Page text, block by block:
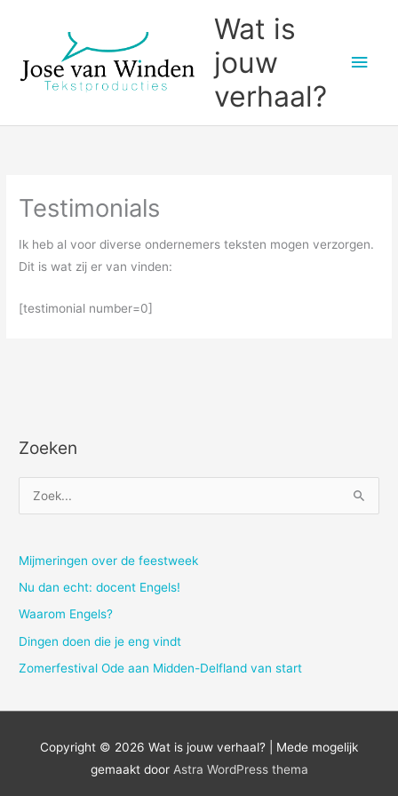
inhoud
Wat is
jouw
verhaal?
Testimonials
Ik heb al voor diverse ondernemers teksten mogen verzorgen.
Dit is wat zij er van vinden:
[testimonial number=0]
Zoeken
o
k
n
a
Mijmeringen over de feestweek
Nu dan echt: docent Engels!
Waarom Engels?
Dingen doen die je eng vindt
Zomerfestival Ode aan Midden-Delfland van start
Copyright © 2026 Wat is jouw verhaal? | Mede mogelijk
gemaakt door Astra WordPress thema